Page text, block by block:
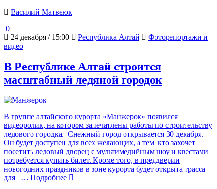
Василий Матвеюк
0
24 декабря / 15:00
Республика Алтай
Фоторепортажи и
видео
В Республике Алтай строится
масштабный ледяной городок
В группе алтайского курорта «Манжерок» появился
видеоролик, на котором запечатлены работы по строительству
ледового городка. Снежный город открывается 30 декабря.
Он будет доступен для всех желающих, а тем, кто захочет
посетить ледовый дворец с мультимедийным шоу и квестами
потребуется купить билет. Кроме того, в преддверии
новогодних праздников в зоне курорта будет открыта трасса
для
… Подробнее